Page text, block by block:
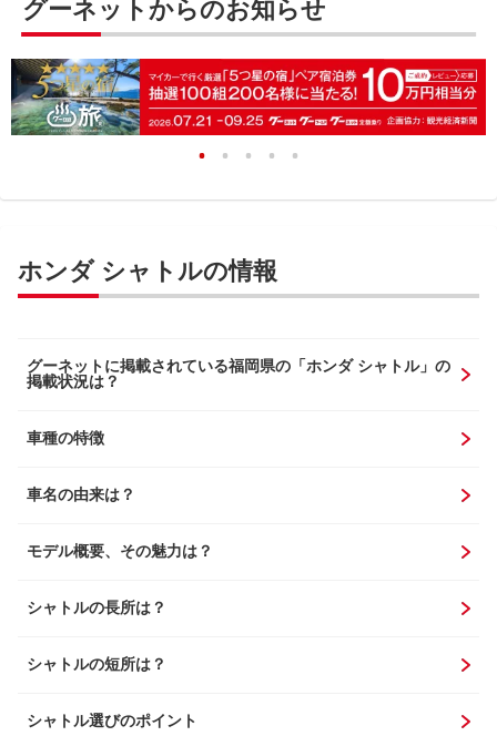
グーネットからのお知らせ
ホンダ シャトルの情報
グーネットに掲載されている福岡県の「ホンダ シャトル」の
掲載状況は？
車種の特徴
車名の由来は？
モデル概要、その魅力は？
シャトルの長所は？
シャトルの短所は？
シャトル選びのポイント